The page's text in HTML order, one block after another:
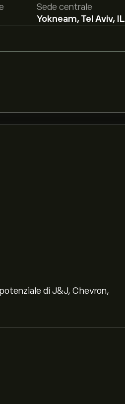
Sede centrale
Yokneam, Tel Aviv, IL
di J&J, Chevron,